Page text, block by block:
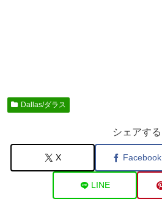
Dallas/ダラス
シェアする
X Facebook
LINE